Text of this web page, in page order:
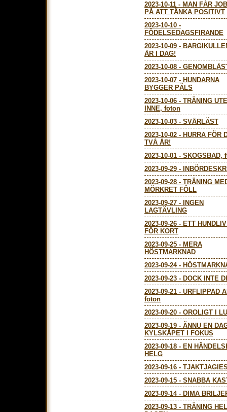
2023-10-11 - MAN FÅR
PÅ ATT TÄNKA POSITIVT
2023-10-10 -
FÖDELSEDAGSFIRANDE
2023-10-09 -
ÅR I DAG!
2023-10-08 -
2023-10-07 - HUNDARNA
BYGGER PÄLS
2023-10-06 - TRÄNING
INNE, foton
2023-10-03 - SVÅRLÄST
2023-10-02 - HURRA FÖR
TVÅ ÅR!
2023-10-01 - SKOGSBAD,
2023-09-29 -
2023-09-28 - TRÄNING
MÖRKRET FÖLL
2023-09-27 -
INGEN
LAGTÄVLING
2023-09-26 - ETT
FÖR KORT
2023-09-25 - MERA
HÖSTMARKNAD
2023-09-24-
2023-09-23 - DOCK INTE
2023-09-21 - URFLIPPAD
foton
2023-09-20 - OROLIGT I
2023-09-19 - ÄNNU EN
KYLSKÅPET I FOKUS
2023-09-18 - EN
HELG
2023-09-16 -
2023-09-15 - SNABBA
2023-09-14- DIMA
2023-09-13 - TRÄNING